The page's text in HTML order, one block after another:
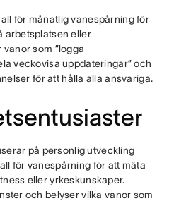
för månatlig vanespårning för
arbetsplatsen eller
som ”logga
veckovisa uppdateringar” och
för att hålla alla ansvariga.
på personlig utveckling
för vanespårning för att mäta
eller yrkeskunskaper.
och belyser vilka vanor som